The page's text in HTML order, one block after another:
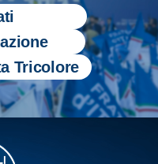
Tricolore